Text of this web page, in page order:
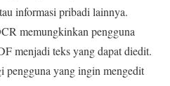
informasi pribadi lainnya.
memungkinkan pengguna
menjadi teks yang dapat diedit.
pengguna yang ingin mengedit